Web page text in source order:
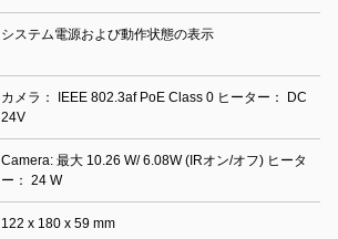
システム電源および動作状態の表示
カメラ： IEEE 802.3af PoE Class 0 ヒーター： DC
24V
Camera: 最大 10.26 W/ 6.08W (IRオン/オフ) ヒータ
ー： 24 W
122 x 180 x 59 mm